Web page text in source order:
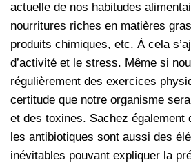
actuelle de nos habitudes
nourritures riches en matières
produits chimiques, etc. Àcela
d’activité et le stress. Même si
régulièrement des exercices
certitude que notre organisme
et des toxines. Sachez également
les antibiotiques sont aussi des
inévitables pouvant expliquer la